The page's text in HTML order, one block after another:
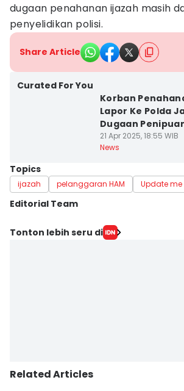
dugaan penahanan ijazah masih
penyelidikan polisi.
Share Article
Curated For You
Korban
Lapor Ke Polda
Dugaan
21 Apr 2025, 18:55 WIB
News
Topics
ijazah pelanggaran HAM Update me
Editorial Team
Editor
Tonton lebih seru di
Related Articles